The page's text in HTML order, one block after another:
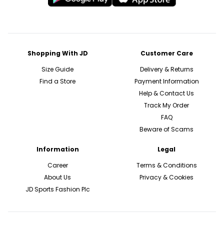
Shopping With JD
Size Guide
Find a Store
Customer Care
Delivery & Returns
Payment Information
Help & Contact Us
Track My Order
FAQ
Beware of Scams
Information
Career
About Us
JD Sports Fashion Plc
Legal
Terms & Conditions
Privacy & Cookies